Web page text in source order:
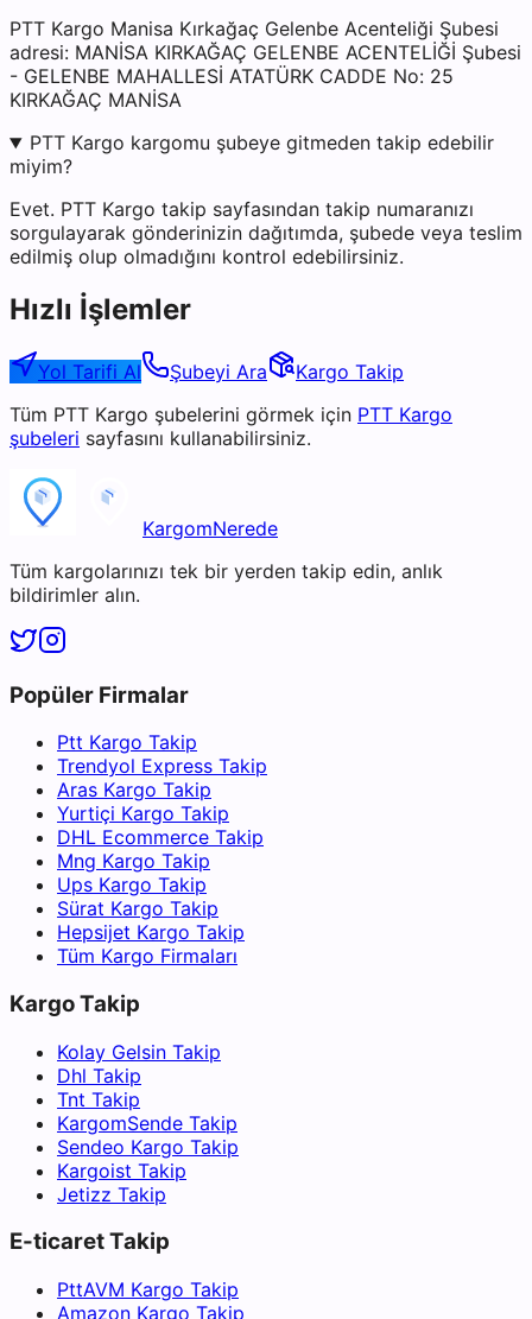
PTT Kargo Manisa Kırkağaç Gelenbe Acenteliği Şubesi
adresi: MANİSA KIRKAĞAÇ GELENBE ACENTELİĞİ Şubesi
- GELENBE MAHALLESİ ATATÜRK CADDE No: 25
KIRKAĞAÇ MANİSA
PTT Kargo kargomu şubeye gitmeden takip edebilir
miyim?
Evet. PTT Kargo takip sayfasından takip numaranızı
sorgulayarak gönderinizin dağıtımda, şubede veya teslim
edilmiş olup olmadığını kontrol edebilirsiniz.
Hızlı İşlemler
Yol Tarifi Al Şubeyi Ara
Kargo Takip
Tüm PTT Kargo şubelerini görmek için PTT Kargo
şubeleri sayfasını kullanabilirsiniz.
KargomNerede
Tüm kargolarınızı tek bir yerden takip edin, anlık
bildirimler alın.
Popüler Firmalar
Ptt Kargo Takip
Trendyol Express Takip
Aras Kargo Takip
Yurtiçi Kargo Takip
DHL Ecommerce Takip
Mng Kargo Takip
Ups Kargo Takip
Sürat Kargo Takip
Hepsijet Kargo Takip
Tüm Kargo Firmaları
Kargo Takip
Kolay Gelsin Takip
Dhl Takip
Tnt Takip
KargomSende Takip
Sendeo Kargo Takip
Kargoist Takip
Jetizz Takip
E-ticaret Takip
PttAVM Kargo Takip
Amazon Kargo Takip